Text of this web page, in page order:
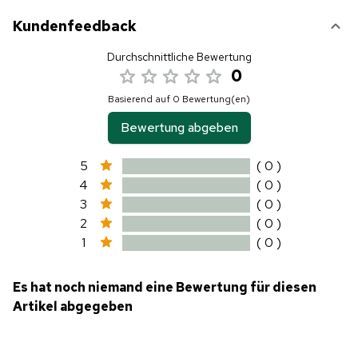
Kundenfeedback
Durchschnittliche Bewertung
0
Basierend auf 0 Bewertung(en)
Bewertung abgeben
5
( 0 )
4
( 0 )
3
( 0 )
2
( 0 )
1
( 0 )
Es hat noch niemand eine Bewertung für diesen
Artikel abgegeben